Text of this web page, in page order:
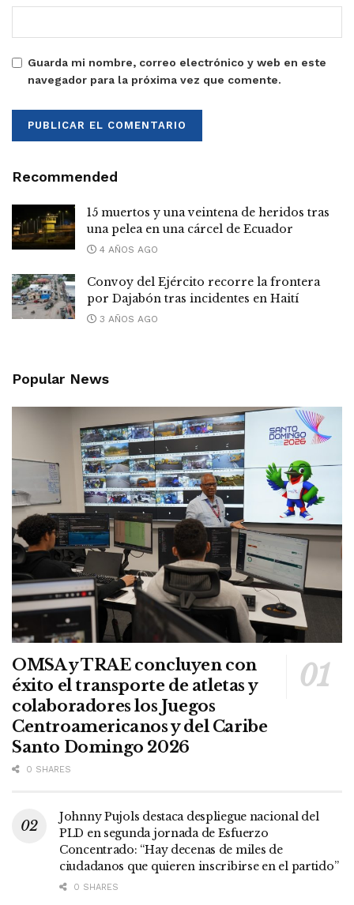
Guarda mi nombre, correo electrónico y web en este
navegador para la próxima vez que comente.
Recommended
15 muertos y una veintena de heridos tras
una pelea en una cárcel de Ecuador
4 AÑOS AGO
Convoy del Ejército recorre la frontera
por Dajabón tras incidentes en Haití
3 AÑOS AGO
Popular News
OMSA y TRAE concluyen con
éxito el transporte de atletas y
colaboradores los Juegos
Centroamericanos y del Caribe
Santo Domingo 2026
0 SHARES
Johnny Pujols destaca despliegue nacional del
PLD en segunda jornada de Esfuerzo
Concentrado: “Hay decenas de miles de
ciudadanos que quieren inscribirse en el partido”
0 SHARES